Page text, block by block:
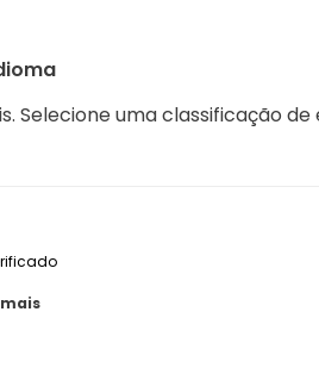
Selecione uma classificação